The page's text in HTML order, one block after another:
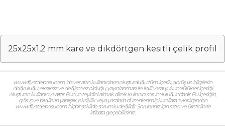
25x25x1,2 mm kare ve dikdörtgen kesitli çelik profil
www.fiyatdeposu.com ‘da yer alan kullanıcıların oluşturduğu tüm içerik, görüş ve bilgilerin
doğruluğu, eksiksiz ve değişmez olduğu, yayınlanması ile ilgili yasal yükümlülükler içeriği
oluşturan kullanıcıya aittir. Bunun teyidini almak direk kullanıcı sorumluluğundadır. Bu içeriğin,
görüş ve bilgilerin yanlışlık, eksiklik veya yasalarla düzenlenmiş kurallara aykırılığından
www.fiyatdeposu.com hiçbir şekilde sorumlu değildir. Sorularınız için satıcı ve üreticilerle
irtibata geçebilirsiniz.